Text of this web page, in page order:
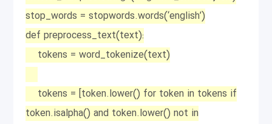
stop_words = stopwords.words(‘english’)
def preprocess_text(text):
tokens = word_tokenize(text)
tokens = [token.lower() for token in tokens if
token.isalpha() and token.lower() not in